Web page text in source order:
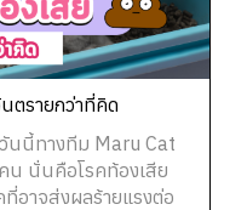
ตรายกว่าที่คิด
นนี้ทางทีม Maru Cat
น นั่นคือโรคท้องเสีย
ที่อาจส่งผลร้ายแรงต่อ